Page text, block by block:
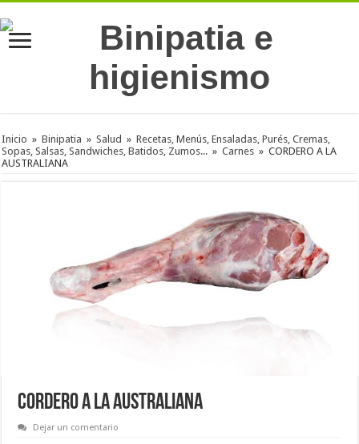
Inicio » Binipatia » Salud » Recetas, Menús, Ensaladas, Purés, Cremas,
Sopas, Salsas, Sandwiches, Batidos, Zumos... » Carnes » CORDERO A LA
AUSTRALIANA
CORDERO A LA AUSTRALIANA
Dejar un comentario